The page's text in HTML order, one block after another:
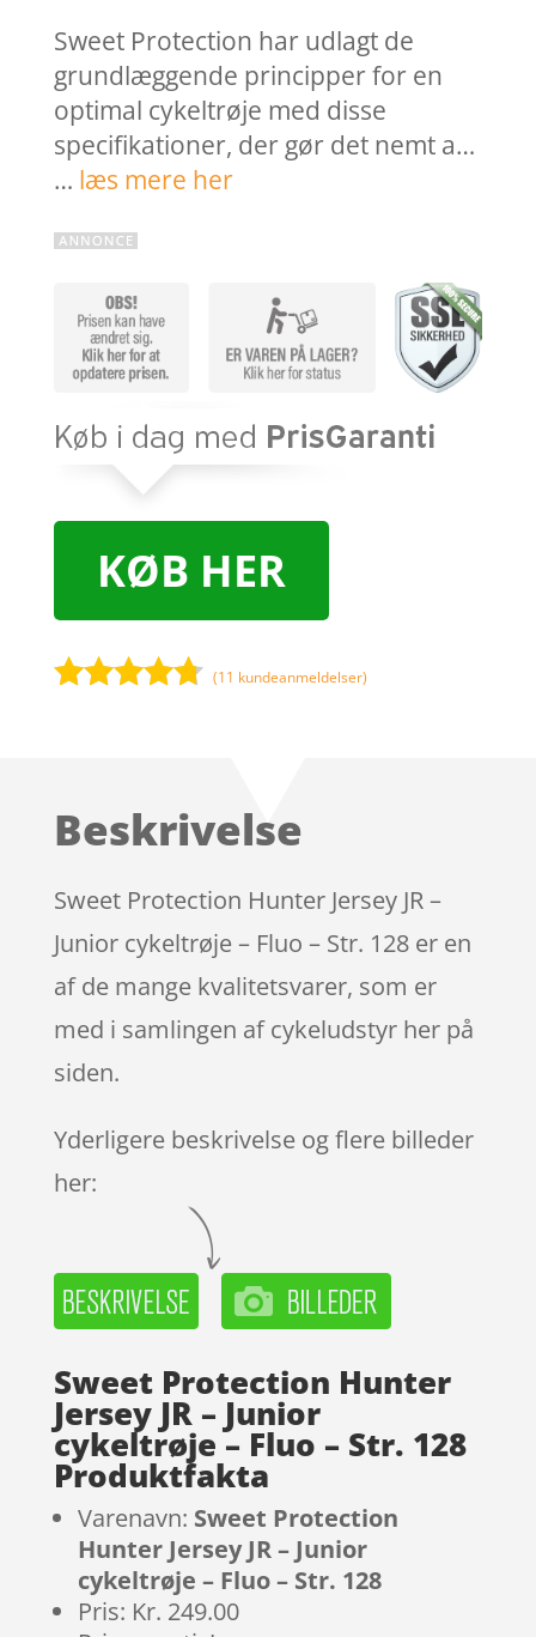
Sweet Protection har udlagt de
grundlæggende principper for en
optimal cykeltrøje med disse
specifikationer, der gør det nemt a…
… læs mere her
KØB HER
på
mmelser
(11 kundeanmeldelser)
Beskrivelse
Sweet Protection Hunter Jersey JR –
Junior cykeltrøje – Fluo – Str. 128 er en
af de mange kvalitetsvarer, som er
med i samlingen af cykeludstyr her på
siden.
Yderligere beskrivelse og flere billeder
her:
Sweet Protection Hunter
Jersey JR – Junior
cykeltrøje – Fluo – Str. 128
Produktfakta
Varenavn: Sweet Protection
Hunter Jersey JR – Junior
cykeltrøje – Fluo – Str. 128
Pris: Kr. 249.00